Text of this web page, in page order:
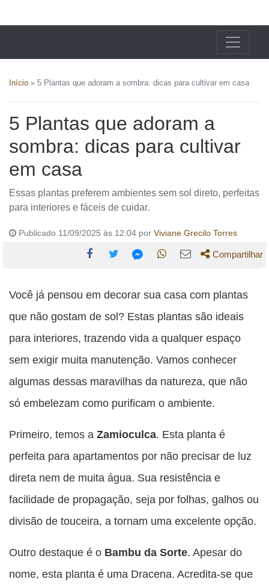
Início » 5 Plantas que adoram a sombra: dicas para cultivar em casa
5 Plantas que adoram a
sombra: dicas para cultivar
em casa
Essas plantas preferem ambientes sem sol direto, perfeitas
para interiores e fáceis de cuidar.
Publicado 11/09/2025 às 12:04 por Viviane Grecilo Torres
esta
publicação
esta
publicação
esta
publicação
esta
publicação
WhatsApp
esta
publicação
Email
Compartilhar
Você já pensou em decorar sua casa com plantas
que não gostam de sol? Estas plantas são ideais
para interiores, trazendo vida a qualquer espaço
sem exigir muita manutenção. Vamos conhecer
algumas dessas maravilhas da natureza, que não
só embelezam como purificam o ambiente.
Primeiro, temos a Zamioculca. Esta planta é
perfeita para apartamentos por não precisar de luz
direta nem de muita água. Sua resistência e
facilidade de propagação, seja por folhas, galhos ou
divisão de touceira, a tornam uma excelente opção.
Outro destaque é o Bambu da Sorte. Apesar do
nome, esta planta é uma Dracena. Acredita-se que